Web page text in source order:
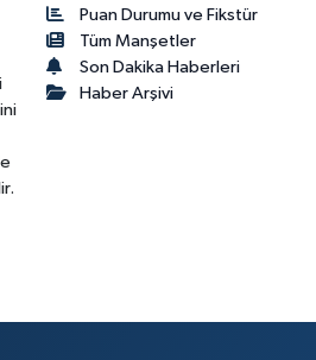
Puan Durumu ve Fikstür
Tüm Manşetler
Son Dakika Haberleri
Haber Arşivi